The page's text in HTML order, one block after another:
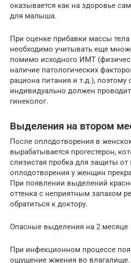
оказывается как на здоровье
для малыша.
При оценке прибавки массы
необходимо учитывать еще
помимо исходного ИМТ
наличие патологических
рациона питания и т.д.), поэтому
индивидуально должен
гинеколог.
Выделения на втором
После оплодотворения в
вырабатывается прогестерон,
слизистая пробка для защиты
оплодотворения у женщин
При появлении выделений
оттенка с неприятным запахом
обратиться к доктору.
Опасные выделения на 2 месяце
При инфекционном процессе
ощущение жжения во